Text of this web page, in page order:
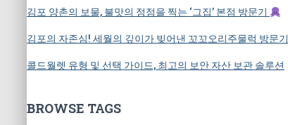
김포 양촌의 보물, 불맛의 정점을 찍는 ‘그집’ 본점 방문기
김포의 자존심! 세월의 깊이가 빚어낸 꼬꼬오리주물럭 방문기
콜드월렛 유형 및 선택 가이드, 최고의 보안 자산 보관 솔루션
BROWSE TAGS